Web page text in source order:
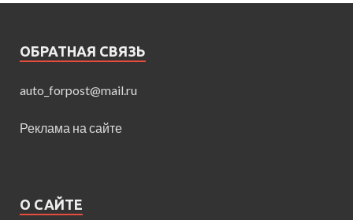
ОБРАТНАЯ СВЯЗЬ
auto_forpost@mail.ru
Реклама на сайте
О САЙТЕ